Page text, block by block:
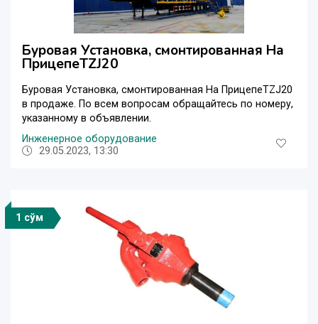
Буровая Установка, смонтированная На
ПрицепеTZJ20
Буровая Установка, смонтированная На ПрицепеTZJ20
в продаже. По всем вопросам обращайтесь по номеру,
указанному в объявлении.
Инженерное оборудование
29.05.2023, 13:30
1 сўм